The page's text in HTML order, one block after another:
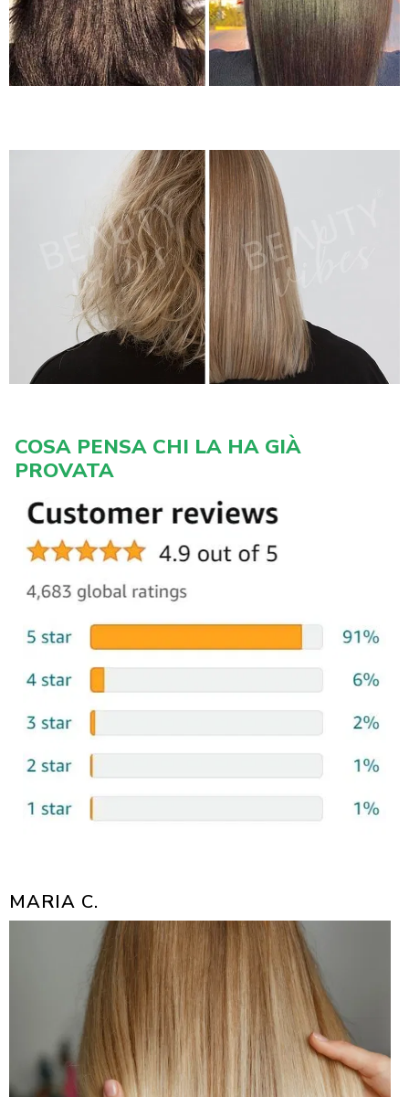
COSA PENSA CHI LA HA GIÀ
PROVATA
MARIA C.